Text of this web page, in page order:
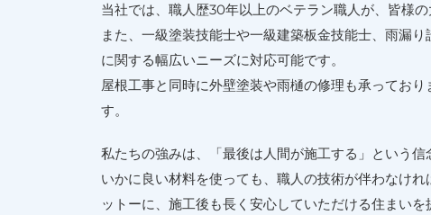
当社では、職人歴30年以上のベテラン職人が、皆様
また、一級塗装技能士や一級建築板金技能士、雨漏
に関する幅広いニーズに対応可能です。
屋根工事と同時に外壁塗装や雨樋の修理も承ってお
す。
私たちの強みは、「最後は人間が施工する」という信
いかに良い材料を使っても、職人の技術が伴わなけ
ットーに、施工後も長く安心していただける住まいを